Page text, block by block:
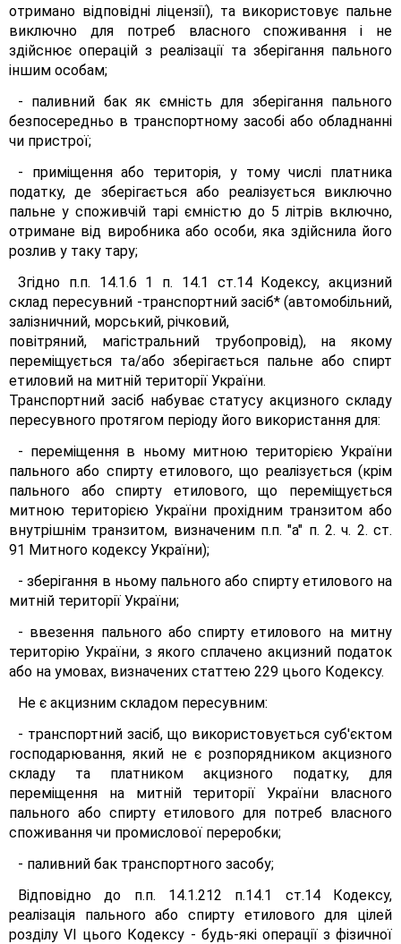
отримано відповідні ліцензії), та використовує пальне
виключно для потреб власного споживання і не
здійснює операцій з реалізації та зберігання пального
іншим особам;
- паливний бак як ємність для зберігання пального
безпосередньо в транспортному засобі або обладнанні
чи пристрої;
- приміщення або територія, у тому числі платника
податку, де зберігається або реалізується виключно
пальне у споживчій тарі ємністю до 5 літрів включно,
отримане від виробника або особи, яка здійснила його
розлив у таку тару;
Згідно п.п. 14.1.6 1 п. 14.1 ст.14 Кодексу, акцизний
склад пересувний -транспортний засіб* (автомобільний,
залізничний, морський, річковий,
повітряний, магістральний трубопровід), на якому
переміщується та/або зберігається пальне або спирт
етиловий на митній території України.
Транспортний засіб набуває статусу акцизного складу
пересувного протягом періоду його використання для:
- переміщення в ньому митною територією України
пального або спирту етилового, що реалізується (крім
пального або спирту етилового, що переміщується
митною територією України прохідним транзитом або
внутрішнім транзитом, визначеним п.п. "а" п. 2. ч. 2. ст.
91 Митного кодексу України);
- зберігання в ньому пального або спирту етилового на
митній території України;
- ввезення пального або спирту етилового на митну
територію України, з якого сплачено акцизний податок
або на умовах, визначених статтею 229 цього Кодексу.
Не є акцизним складом пересувним:
- транспортний засіб, що використовується суб'єктом
господарювання, який не є розпорядником акцизного
складу та платником акцизного податку, для
переміщення на митній території України власного
пального або спирту етилового для потреб власного
споживання чи промислової переробки;
- паливний бак транспортного засобу;
Відповідно до п.п. 14.1.212 п.14.1 ст.14 Кодексу,
реалізація пального або спирту етилового для цілей
розділу VI цього Кодексу - будь-які операції з фізичної